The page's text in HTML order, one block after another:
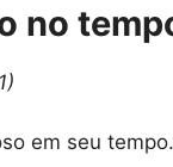
no
em seu